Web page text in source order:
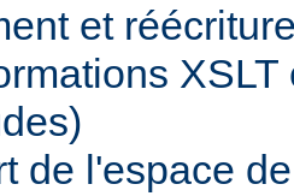
et
de l'espace